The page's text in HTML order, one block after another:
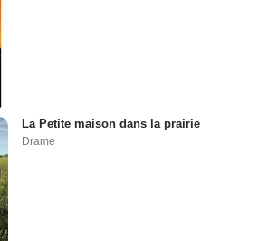
La Petite maison dans la prairie
Drame